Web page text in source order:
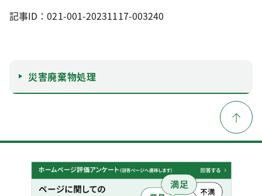
記事ID：021-001-20231117-003240
災害廃棄物処理